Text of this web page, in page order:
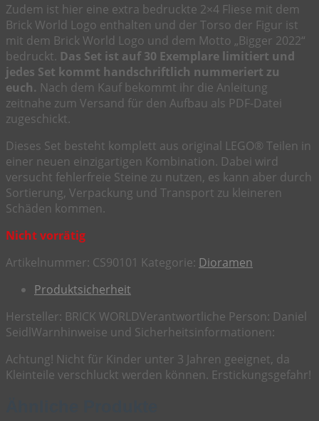
Zudem ist hier eine extra bedruckte 2×4 Fliese mit dem
Brick World Logo enthalten und der Torso der Figur ist
mit dem Brick World Logo und dem Motto „Bigger 2022“
bedruckt. Das Set ist auf 30 Exemplare limitiert und
jedes Set kommt handschriftlich nummeriert zu
euch. Nach dem Kauf bekommt ihr die Anleitung
zeitnahe zum Versand für den Aufbau als PDF-Datei
zugeschickt.
Dieses Set besteht komplett aus original LEGO® Teilen in
einer neuen einzigartigen Kombination. Dabei wird
versucht fehlerfreie Steine zu nutzen, es kann aber durch
Sortierung, Verpackung und Transport zu kleineren
Schäden kommen.
Nicht vorrätig
Artikelnummer: CS90101 Kategorie: Dioramen
Produktsicherheit
Hersteller: BRICK WORLDVerantwortliche Person: Daniel
Seidl Warnhinweise und Sicherheitsinformationen:
Achtung! Nicht für Kinder unter 3 Jahren geeignet, da
Kleinteile verschluckt werden können. Erstickungsgefahr!